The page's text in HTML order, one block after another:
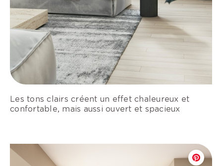
Les tons clairs créent un effet chaleureux et
confortable, mais aussi ouvert et spacieux